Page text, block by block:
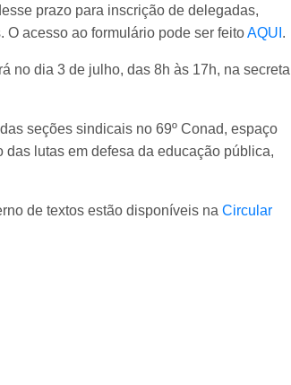
prazo para inscrição de delegadas,
acesso ao formulário pode ser feitoAQUI .
no dia 3 de julho, das 8h às 17h, na
seções sindicais no 69º Conad, espaço
lutas em defesa da educação pública,
de textos estão disponíveis na Circular